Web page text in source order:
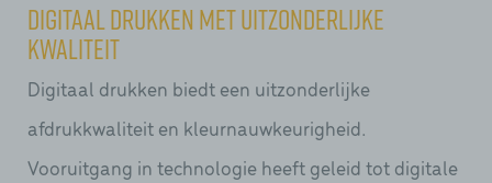
Digitaal drukken met uitzonderlijke
kwaliteit
Digitaal drukken biedt een uitzonderlijke
afdrukkwaliteit en kleurnauwkeurigheid.
Vooruitgang in technologie heeft geleid tot digitale